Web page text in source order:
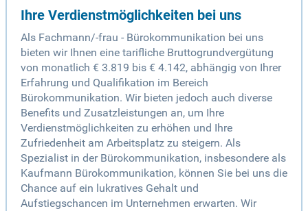
Ihre Verdienstmöglichkeiten bei uns
Als Fachmann/-frau - Bürokommunikation bei uns
bieten wir Ihnen eine tarifliche Bruttogrundvergütung
von monatlich € 3.819 bis € 4.142, abhängig von Ihrer
Erfahrung und Qualifikation im Bereich
Bürokommunikation. Wir bieten jedoch auch diverse
Benefits und Zusatzleistungen an, um Ihre
Verdienstmöglichkeiten zu erhöhen und Ihre
Zufriedenheit am Arbeitsplatz zu steigern. Als
Spezialist in der Bürokommunikation, insbesondere als
Kaufmann Bürokommunikation, können Sie bei uns die
Chance auf ein lukratives Gehalt und
Aufstiegschancen im Unternehmen erwarten. Wir